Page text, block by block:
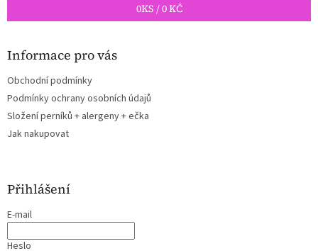
0KS /0 KČ
Informace pro vás
Obchodní podmínky
Podmínky ochrany osobních údajů
Složení perníků + alergeny + ečka
Jak nakupovat
Přihlášení
E-mail
Heslo